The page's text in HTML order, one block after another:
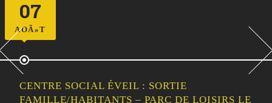
07
AOÃ»T
CENTRE SOCIAL ÉVEIL : SORTIE
FAMILLE/HABITANTS – PARC DE LOISIRS LE